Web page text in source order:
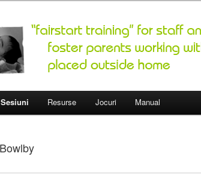
Sesiuni Resurse Jocuri Manual